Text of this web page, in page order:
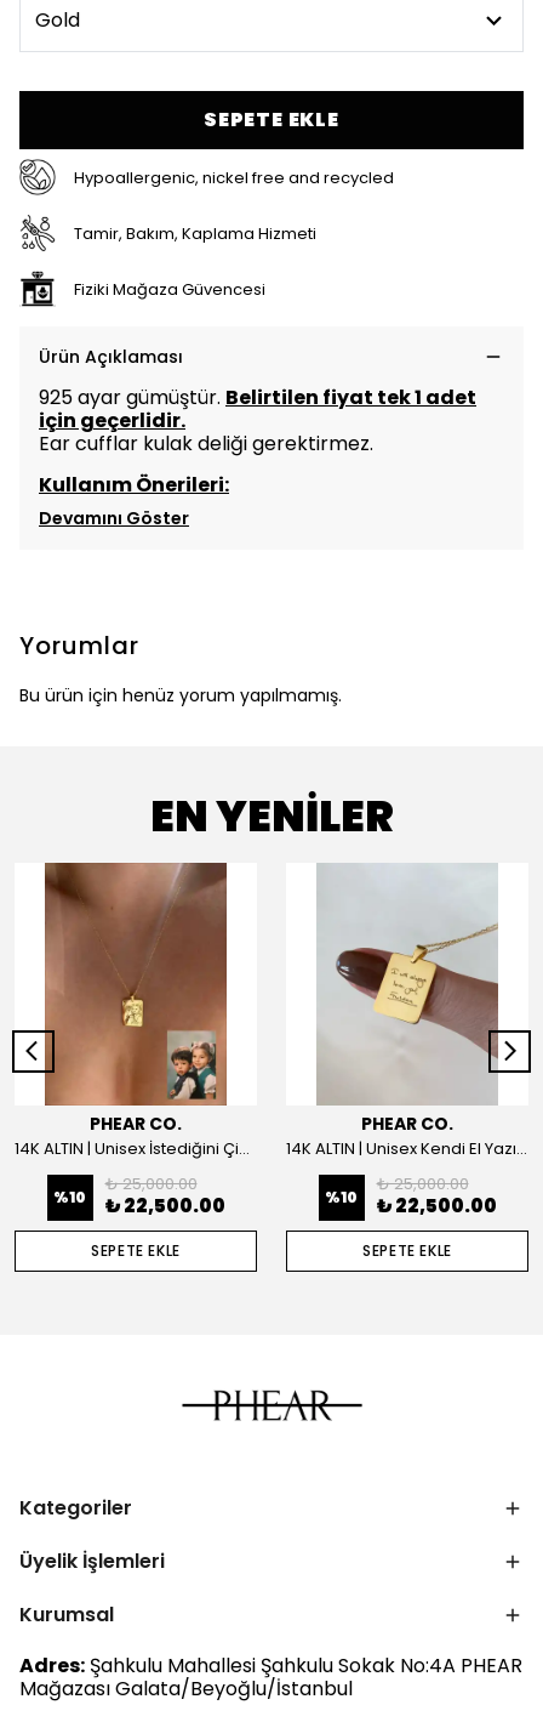
SEPETE EKLE
Hypoallergenic, nickel free and recycled
Tamir, Bakım, Kaplama Hizmeti
Fiziki Mağaza Güvencesi
Ürün Açıklaması
925 ayar gümüştür. Belirtilen fiyat tek 1 adet
için geçerlidir.
Ear cufflar kulak deliği gerektirmez.
Kullanım Önerileri:
Devamını Göster
Yorumlar
Bu ürün için henüz yorum yapılmamış.
EN YENİLER
PHEAR CO.
14K ALTIN | Unisex İstediğini Çizdir Kolye
%10
₺ 25,000.00
₺ 22,500.00
SEPETE EKLE
PHEAR CO.
14K ALTIN | Unisex Kendi El Yazın ile İstediğini Yazdır Plaka Kolye
%10
₺ 25,000.00
₺ 22,500.00
SEPETE EKLE
Kategoriler
Üyelik İşlemleri
Kurumsal
Adres: Şahkulu Mahallesi Şahkulu Sokak No:4A PHEAR
Mağazası Galata/Beyoğlu/İstanbul